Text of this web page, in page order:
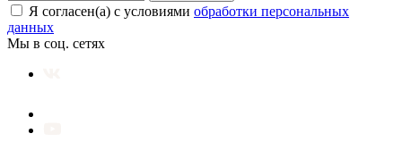
Я согласен(а) с условиями обработки персональных
данных
Мы в соц. сетях